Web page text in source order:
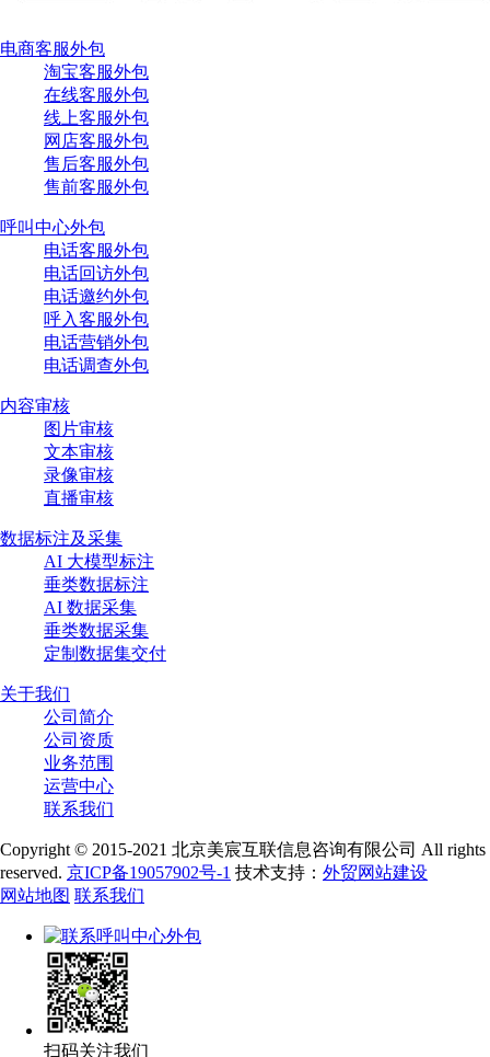
电商客服外包
淘宝客服外包
在线客服外包
线上客服外包
网店客服外包
售后客服外包
售前客服外包
呼叫中心外包
电话客服外包
电话回访外包
电话邀约外包
呼入客服外包
电话营销外包
电话调查外包
内容审核
图片审核
文本审核
录像审核
直播审核
数据标注及采集
AI 大模型标注
垂类数据标注
AI 数据采集
垂类数据采集
定制数据集交付
关于我们
公司简介
公司资质
业务范围
运营中心
联系我们
Copyright © 2015-2021 北京美宸互联信息咨询有限公司 All rights
reserved. 京ICP备19057902号-1 技术支持： 外贸网站建设
网站地图 联系我们
扫码关注我们